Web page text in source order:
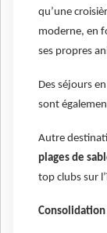
qu’une
moderne, en
ses propres
Des séjours
sont
Autre
plages de
top clubs sur
Consolidation